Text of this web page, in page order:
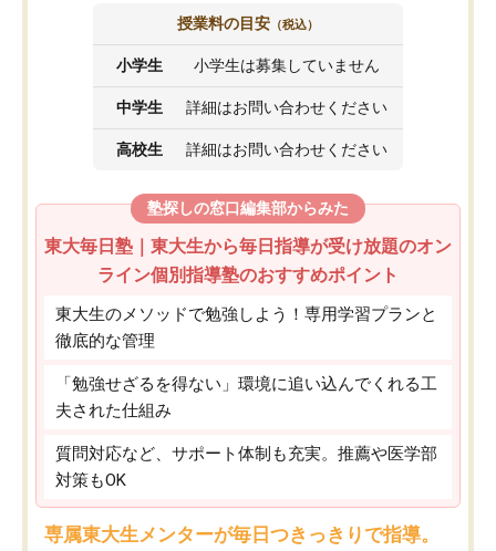
授業料の目安 （税込）
小学生 小学生は募集していません
中学生 詳細はお問い合わせください
高校生 詳細はお問い合わせください
塾探しの窓口編集部からみた
東大毎日塾｜東大生から毎日指導が受け放題のオン
ライン個別指導塾のおすすめポイント
東大生のメソッドで勉強しよう！専用学習プランと
徹底的な管理
「勉強せざるを得ない」環境に追い込んでくれる工
夫された仕組み
質問対応など、サポート体制も充実。推薦や医学部
対策もOK
専属東大生メンターが毎日つきっきりで指導。